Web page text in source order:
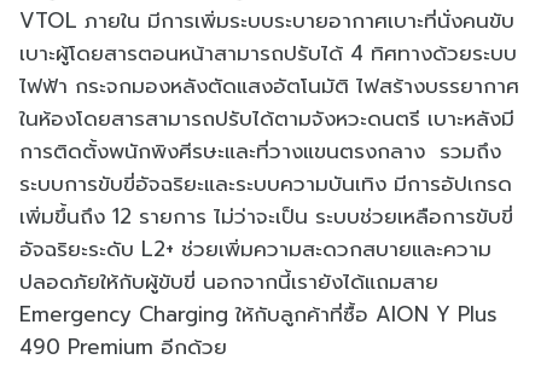
VTOL ภายใน มีการเพิ่มระบบระบายอากาศเบาะที่นั่งคนขับ
เบาะผู้โดยสารตอนหน้าสามารถปรับได้ 4 ทิศทางด้วยระบบ
ไฟฟ้า กระจกมองหลังตัดแสงอัตโนมัติ ไฟสร้างบรรยากาศ
ในห้องโดยสารสามารถปรับได้ตามจังหวะดนตรี เบาะหลังมี
การติดตั้งพนักพิงศีรษะและที่วางแขนตรงกลาง รวมถึง
ระบบการขับขี่อัจฉริยะและระบบความบันเทิง มีการอัปเกรด
เพิ่มขึ้นถึง 12 รายการ ไม่ว่าจะเป็น ระบบช่วยเหลือการขับขี่
อัจฉริยะระดับ L2+ ช่วยเพิ่มความสะดวกสบายและความ
ปลอดภัยให้กับผู้ขับขี่ นอกจากนี้เรายังได้แถมสาย
Emergency Charging ให้กับลูกค้าที่ซื้อ AION Y Plus
490 Premium อีกด้วย